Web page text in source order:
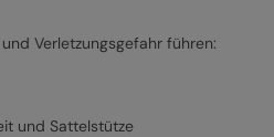
Verletzungsgefahr führen:
und Sattelstütze